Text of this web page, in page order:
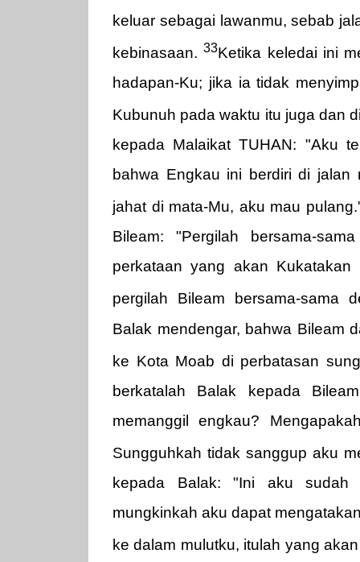
keluar sebagai lawanmu, sebab
kebinasaan.33Ketika keledai ini
hadapan-Ku; jika ia tidak
Kubunuh pada waktu itu juga dan
kepada Malaikat TUHAN: "Aku
bahwa Engkau ini berdiri di
jahat di mata-Mu, aku mau
Bileam: "Pergilah bersama-
perkataan yang akan
pergilah Bileam bersama-sama
Balak mendengar, bahwa Bileam
ke Kota Moab di perbatasan
berkatalah Balak kepada
memanggil engkau?
Sungguhkah tidak sanggup aku
kepada Balak: "Ini aku sudah
mungkinkah aku dapat
ke dalam mulutku, itulah yang